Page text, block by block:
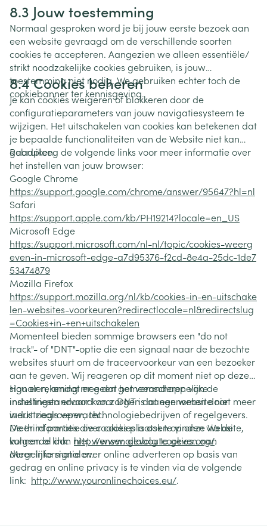
8.3 Jouw toestemming
Normaal gesproken word je bij jouw eerste bezoek aan
een website gevraagd om de verschillende soorten
cookies te accepteren. Aangezien we alleen essentiële/
strikt noodzakelijke cookies gebruiken, is jouw
toestemming niet nodig. We gebruiken echter toch de
cookiebanner ter kennisgeving.
8.4 Cookies beheren
Je kan cookies weigeren of blokkeren door de
configuratieparameters van jouw navigatiesysteem te
wijzigen. Het uitschakelen van cookies kan betekenen dat
je bepaalde functionaliteiten van de Website niet kan
gebruiken.
Raadpleeg de volgende links voor meer informatie over
het instellen van jouw browser:
Google Chrome
https://support.google.com/chrome/answer/95647?hl=nl
Safari
https://support.apple.com/kb/PH19214?locale=en_US
Microsoft Edge
https://support.microsoft.com/nl-nl/topic/cookies-weerg
even-in-microsoft-edge-a7d95376-f2cd-8e4a-25dc-1de7
53474879
Mozilla Firefox
https://support.mozilla.org/nl/kb/cookies-in-en-uitschake
len-websites-voorkeuren?redirectlocale=nl&redirectslug
=Cookies+in-+en+uitschakelen
Momenteel bieden sommige browsers een "do not
track"- of "DNT"-optie die een signaal naar de bezochte
websites stuurt om de traceervoorkeur van een bezoeker
aan te geven. Wij reageren op dit moment niet op deze
signalen, omdat er geen gemeenschappelijke
industriestandaard voor DNT is aangenomen door
industriegroepen, technologiebedrijven of regelgevers.
De third parties die cookies plaatsen op onze Website,
kunnen al dan niet wensen gevolg te geven aan
dergelijke signalen.
Hou er rekening mee dat het veranderen van de
instellingen ervoor kan zorgen dat een website niet meer
werkt zoals verwacht.
Meer informatie over cookies is ook te vinden via de
volgende link: http://www.allaboutcookies.org/.
Meer informatie over online adverteren op basis van
gedrag en online privacy is te vinden via de volgende
link: http://www.youronlinechoices.eu/.